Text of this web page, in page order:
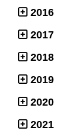
2016
2017
2018
2019
2020
2021